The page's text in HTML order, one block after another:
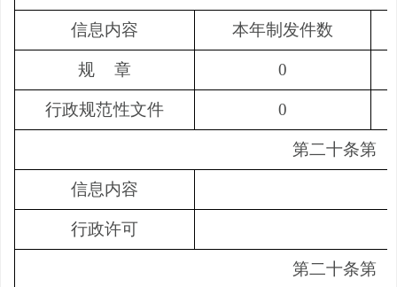
信息内容 本年制发件数
规 章 0
行政规范性文件 0
第二十条第
信息内容
行政许可
第二十条第